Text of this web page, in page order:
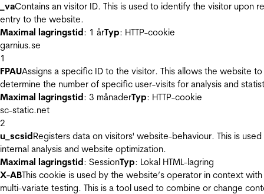
_vaContains an visitor ID. This is used to identify the visitor upon
entry to the website.
Maximal lagringstid: 1 årTyp: HTTP-cookie
garnius.se
1
FPAUAssigns a specific ID to the visitor. This allows the website to
determine the number of specific user-visits for analysis and
Maximal lagringstid: 3 månaderTyp: HTTP-cookie
sc-static.net
2
u_scsidRegisters data on visitors' website-behaviour. This is
internal analysis and website optimization.
Maximal lagringstid: SessionTyp: Lokal HTML-lagring
X-ABThis cookie is used by the website’s operator in context with
multi-variate testing. This is a tool used to combine or change